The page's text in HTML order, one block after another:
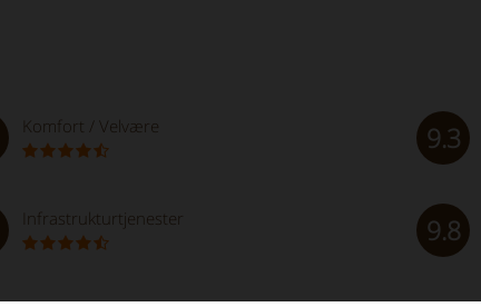
Komfort / Velvære 9.3
Infrastrukturtjenester 9.8